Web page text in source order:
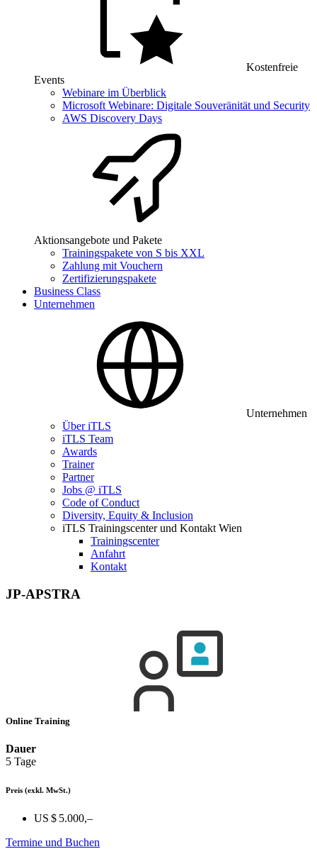
Kostenfreie
Events
Webinare im Überblick
Microsoft Webinare: Digitale Souveränität und Security
AWS Discovery Days
Aktionsangebote und Pakete
Trainingspakete von S bis XXL
Zahlung mit Vouchern
Zertifizierungspakete
Business Class
Unternehmen
Unternehmen
Über iTLS
iTLS Team
Awards
Trainer
Partner
Jobs @ iTLS
Code of Conduct
Diversity, Equity & Inclusion
iTLS Trainingscenter und Kontakt Wien
Trainingscenter
Anfahrt
Kontakt
JP-APSTRA
Online Training
Dauer
5 Tage
Preis (exkl. MwSt.)
US $ 5.000,–
Termine und Buchen